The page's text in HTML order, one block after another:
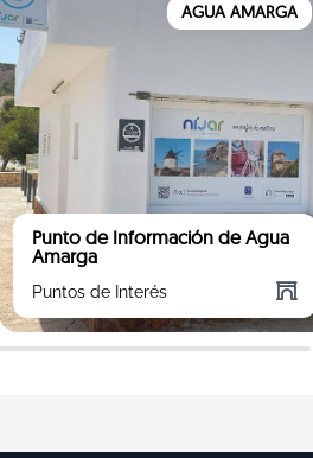
AGUA AMARGA
Punto de Información de Agua
Amarga
Puntos de Interés